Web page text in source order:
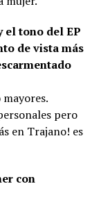
el tono del EP
de vista más
pero
en Trajano! es
con